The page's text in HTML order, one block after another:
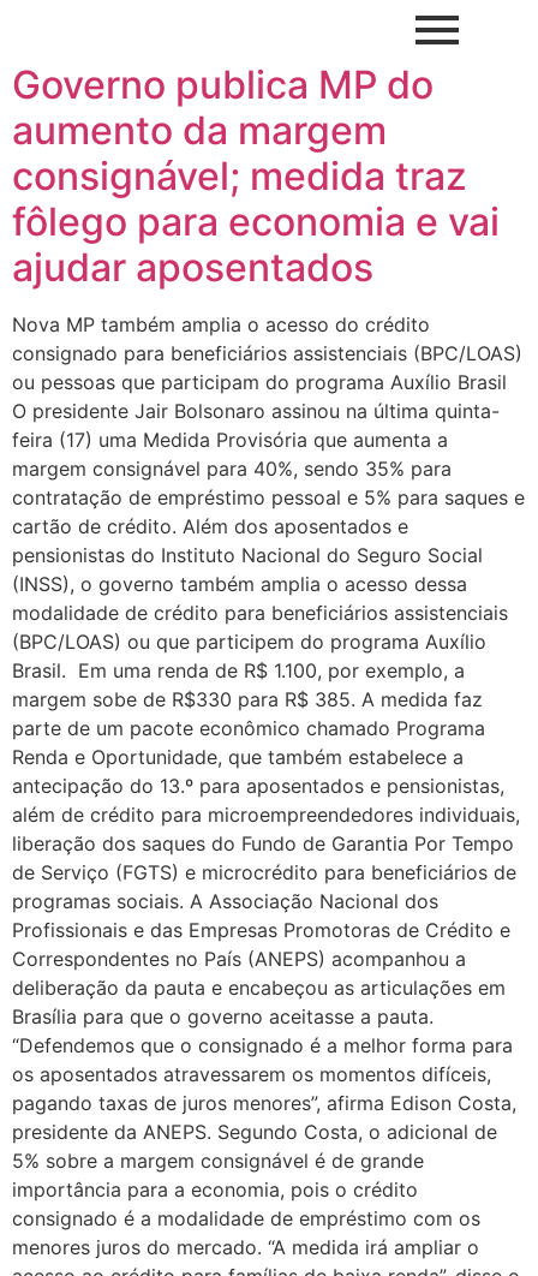
Governo publica MP do
aumento da margem
consignável; medida traz
fôlego para economia e vai
ajudar aposentados
Nova MP também amplia o acesso do crédito
consignado para beneficiários assistenciais (BPC/LOAS)
ou pessoas que participam do programa Auxílio Brasil
O presidente Jair Bolsonaro assinou na última quinta-
feira (17) uma Medida Provisória que aumenta a
margem consignável para 40%, sendo 35% para
contratação de empréstimo pessoal e 5% para saques e
cartão de crédito. Além dos aposentados e
pensionistas do Instituto Nacional do Seguro Social
(INSS), o governo também amplia o acesso dessa
modalidade de crédito para beneficiários assistenciais
(BPC/LOAS) ou que participem do programa Auxílio
Brasil. Em uma renda de R$ 1.100, por exemplo, a
margem sobe de R$330 para R$ 385. A medida faz
parte de um pacote econômico chamado Programa
Renda e Oportunidade, que também estabelece a
antecipação do 13.º para aposentados e pensionistas,
além de crédito para microempreendedores individuais,
liberação dos saques do Fundo de Garantia Por Tempo
de Serviço (FGTS) e microcrédito para beneficiários de
programas sociais. A Associação Nacional dos
Profissionais e das Empresas Promotoras de Crédito e
Correspondentes no País (ANEPS) acompanhou a
deliberação da pauta e encabeçou as articulações em
Brasília para que o governo aceitasse a pauta.
“Defendemos que o consignado é a melhor forma para
os aposentados atravessarem os momentos difíceis,
pagando taxas de juros menores”, afirma Edison Costa,
presidente da ANEPS. Segundo Costa, o adicional de
5% sobre a margem consignável é de grande
importância para a economia, pois o crédito
consignado é a modalidade de empréstimo com os
menores juros do mercado. “A medida irá ampliar o